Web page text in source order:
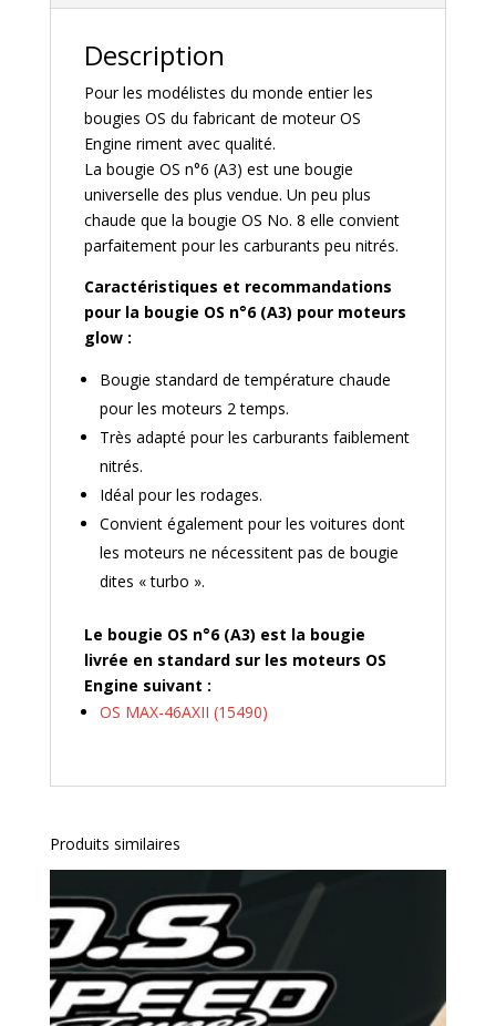
Description
Pour les modélistes du monde entier les
bougies OS du fabricant de moteur OS
Engine riment avec qualité.
La bougie OS n°6 (A3) est une bougie
universelle des plus vendue. Un peu plus
chaude que la bougie OS No. 8 elle convient
parfaitement pour les carburants peu nitrés.
Caractéristiques et recommandations
pour la bougie OS n°6 (A3) pour moteurs
glow :
Bougie standard de température chaude
pour les moteurs 2 temps.
Très adapté pour les carburants faiblement
nitrés.
Idéal pour les rodages.
Convient également pour les voitures dont
les moteurs ne nécessitent pas de bougie
dites « turbo ».
Le bougie OS n°6 (A3) est la bougie
livrée en standard sur les moteurs OS
Engine suivant :
OS MAX-46AXII (15490)
Produits similaires